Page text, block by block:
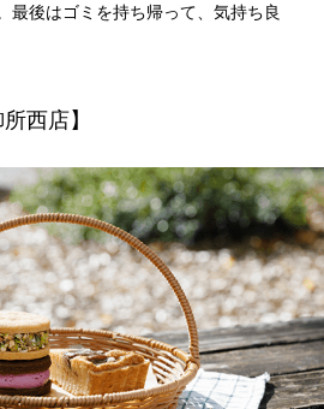
最後はゴミを持ち帰って、気持ち良
西店】